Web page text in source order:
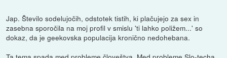
Jap. Število sodelujočih, odstotek tistih, ki plačujejo za sex in
zasebna sporočila na moj profil v smislu 'ti lahko poližem...' so
dokaz, da je geekovska populacija kronično nedohebana.